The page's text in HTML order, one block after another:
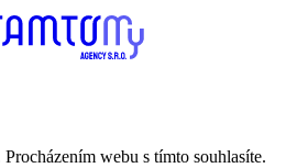
webu s tímto souhlasíte.